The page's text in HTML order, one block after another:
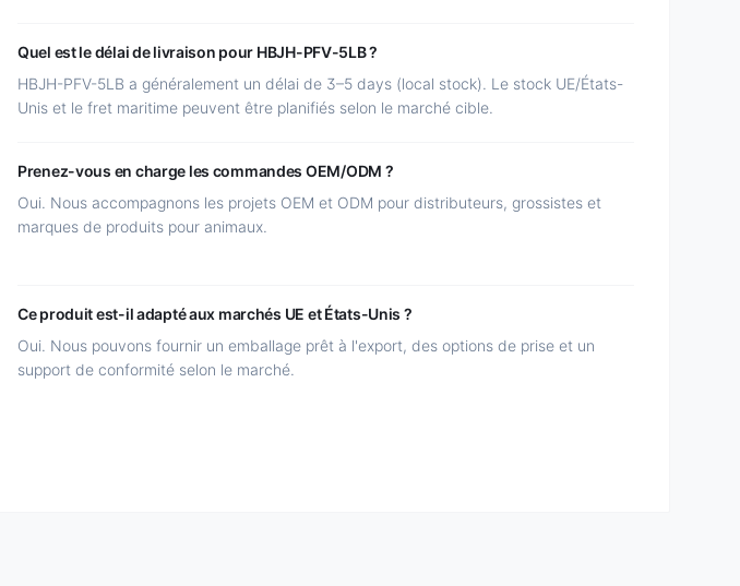
Quel est le délai de livraison pour HBJH-PFV-5LB ?
HBJH-PFV-5LB a généralement un délai de 3–5 days (local stock). Le stock UE/États-
Unis et le fret maritime peuvent être planifiés selon le marché cible.
Prenez-vous en charge les commandes OEM/ODM ?
Oui. Nous accompagnons les projets OEM et ODM pour distributeurs, grossistes et
marques de produits pour animaux.
Ce produit est-il adapté aux marchés UE et États-Unis ?
Oui. Nous pouvons fournir un emballage prêt à l'export, des options de prise et un
support de conformité selon le marché.